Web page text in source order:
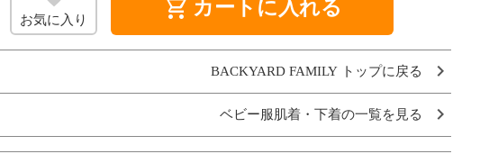
お気に入り shopping_cart カートに入れる
BACKYARD FAMILY トップに戻る
ベビー服肌着・下着の一覧を見る